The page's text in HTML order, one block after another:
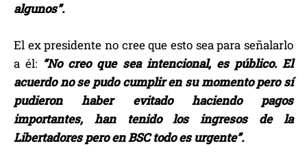
algunos”.
El ex presidente no cree que esto sea para señalarlo
a él: “No creo que sea intencional, es público. El
acuerdo no se pudo cumplir en su momento pero sí
pudieron haber evitado haciendo pagos
importantes, han tenido los ingresos de la
Libertadores pero en BSC todo es urgente”.